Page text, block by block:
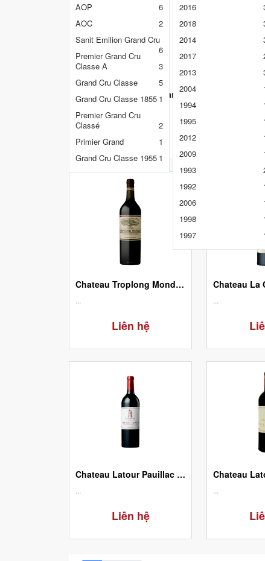
AOP
6
AOC
2
Sanit Emilion Grand Cru
6
Premier Grand Cru
Classe A
3
Grand Cru Classe
5
Grand Cru Classe 1855 1
Premier Grand Cru
Classé
2
Primier Grand
1
Grand Cru Classe 1955 1
2016
2018
2014
2017
2013
2004
1994
1995
2012
2009
1993
1992
2006
1998
1997
Domaine Marguerite Carillon - Corton Grand Cru - Red
...
Liên hệ
Chateau Troplong Mondot 1er Grand Cru Classé - Saint Emilion
...
Liên hệ
...
Chateau Latour Pauillac Premier Grand Cru Classé 1993
...
Liên hệ
...